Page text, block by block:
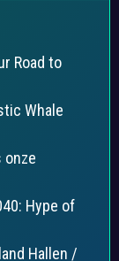
Road to
Whale
onze
Hype of
Hallen /